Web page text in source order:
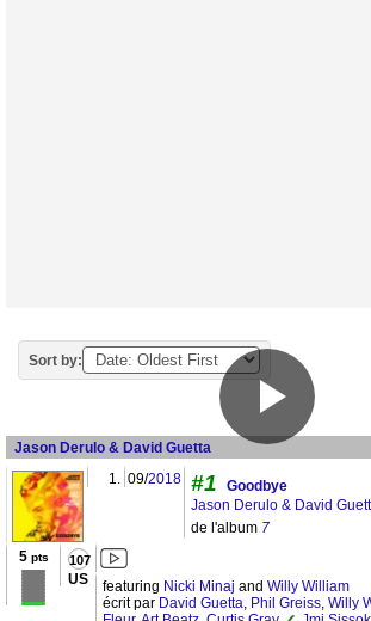
Sort by:
Jason Derulo & David Guetta
1. 09/2018 #1
Goodbye
Jason Derulo & David
de l'album 7
5pts
107
US
featuring Nicki Minaj and Willy William
écrit par David Guetta, Phil Greiss, Willy